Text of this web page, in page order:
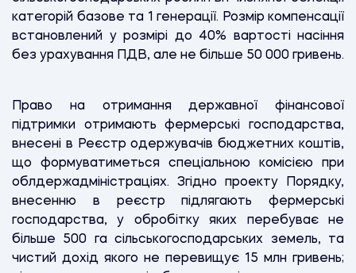
категорій базове та 1 генерації. Розмір компенсації
встановлений у розмірі до 40% вартості насіння
без урахування ПДВ, але не більше 50 000 гривень.
Право на отримання державної фінансової
підтримки отримають фермерські господарства,
внесені в Реєстр одержувачів бюджетних коштів,
що формуватиметься спеціальною комісією при
облдержадміністраціях. Згідно проекту Порядку,
внесенню в реєстр підлягають фермерські
господарства, у обробітку яких перебуває не
більше 500 га сільськогосподарських земель, та
чистий дохід якого не перевищує 15 млн гривень;